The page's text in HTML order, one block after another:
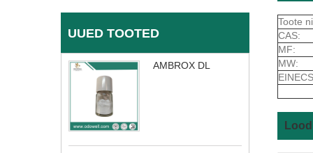
UUED TOOTED
AMBROX DL
Toote
CAS:
MF:
MW: